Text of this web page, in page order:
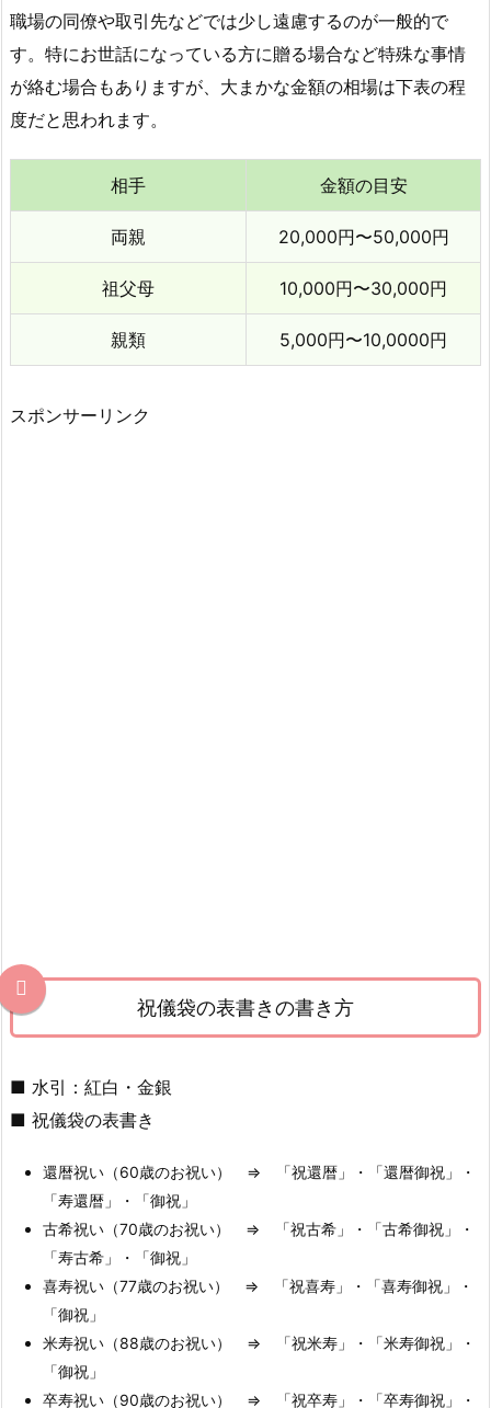
職場の同僚や取引先などでは少し遠慮するのが一般的で
す。特にお世話になっている方に贈る場合など特殊な事情
が絡む場合もありますが、大まかな金額の相場は下表の程
度だと思われます。
相手 金額の目安
両親 20,000円〜50,000円
祖父母 10,000円〜30,000円
親類 5,000円〜10,0000円
スポンサーリンク
祝儀袋の表書きの書き方
■ 水引：紅白・金銀
■ 祝儀袋の表書き
還暦祝い（60歳のお祝い） ⇒ 「祝還暦」・「還暦御祝」・
「寿還暦」・「御祝」
古希祝い（70歳のお祝い） ⇒ 「祝古希」・「古希御祝」・
「寿古希」・「御祝」
喜寿祝い（77歳のお祝い） ⇒ 「祝喜寿」・「喜寿御祝」・
「御祝」
米寿祝い（88歳のお祝い） ⇒ 「祝米寿」・「米寿御祝」・
「御祝」
卒寿祝い（90歳のお祝い） ⇒ 「祝卒寿」・「卒寿御祝」・